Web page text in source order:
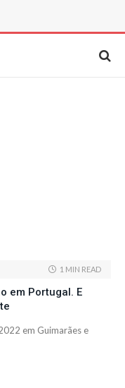
1 MIN READ
em Portugal. E
em Guimarães e